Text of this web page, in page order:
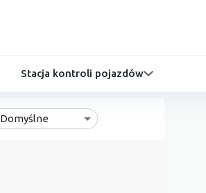
Stacja kontroli pojazdów
Domyślne